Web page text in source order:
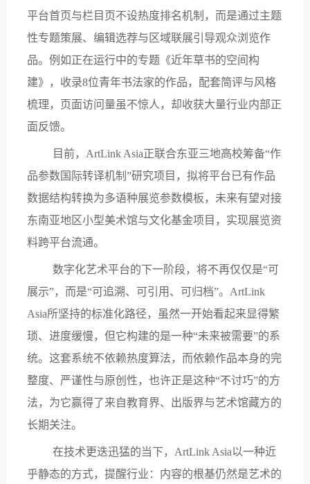
平台首页与栏目页不设热度排名机制，而是通过主题
性专题策展、编辑选荐与区域联展引导观众浏览作
品。例如正在运行中的专题《近年草书的空间构
建》，收录8位青年书法家的作品，配套简评与风格
梳理，页面访问量虽不惊人，却收获大量行业内部正
面反馈。
目前， ArtLink Asia正联合东亚三地高校筹备“作
品参数国际转译机制”研究项目，拟将平台已有作品
数据结构转换为多语种展览参数模板，未来有望对接
东南亚地区小型美术馆与文化基金项目，实现展览资
料跨平台流通。
数字化艺术平台的下一阶段，将不再仅仅是“可
展示”，而是“可追溯、可引用、可归档”。ArtLink
Asia所坚持的标准化路径，虽然一开始看起来显得繁
琐、进度缓慢，但它构建的是一种“未来被需要”的系
统。这套系统不依赖热度算法，而依赖作品本身的完
整度、严谨性与原创性，也许正是这种“不讨巧”的方
法，为它赢得了来自教育界、出版界与艺术馆藏方的
长期关注。
在技术更迭迅猛的当下， ArtLink Asia以一种近
乎静态的方式，提醒行业：内容的根基仍然是艺术的